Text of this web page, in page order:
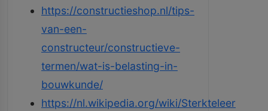
https://constructieshop.nl/tips-
van-een-
constructeur/constructieve-
termen/wat-is-belasting-in-
bouwkunde/
https://nl.wikipedia.org/wiki/Sterkteleer